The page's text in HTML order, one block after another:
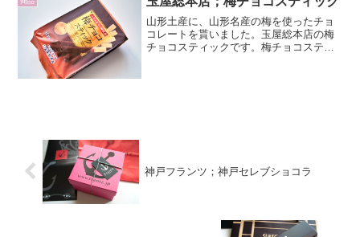
山形土産に、山形名産の梅を使ったチョ
コレートを貰いました。玉屋総本店の梅
チョコスティックです。梅チョコスティ
神戸フランツ；神戸セレブショコラ